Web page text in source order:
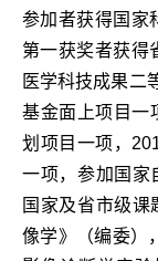
参加者获得国家
第一获奖者获得
医学科技成果二
基金面上项目一
划项目一项，
一项，参加国家
国家及省市级
像学》（编委）